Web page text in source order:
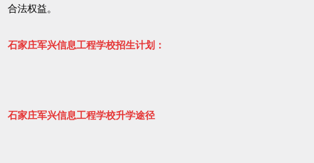
合法权益。
石家庄军兴信息工程学校招生计划：
石家庄军兴信息工程学校升学途径